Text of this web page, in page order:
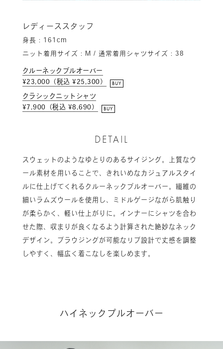
レディーススタッフ
身長：161cm
ニット着用サイズ：M / 通常着用シャツサイズ：38
クルーネックプルオーバー
¥23,000（税込 ¥25,300）
BUY
クラシックニットシャツ
¥7,900（税込 ¥8,690）
BUY
DETAIL
スウェットのようなゆとりのあるサイジング。上質なウ
ール素材を用いることで、きれいめなカジュアルスタイ
ルに仕上げてくれるクルーネックプルオーバー。繊維の
細いラムズウールを使用し、ミドルゲージながら肌触り
が柔らかく、軽い仕上がりに。インナーにシャツを合わ
せた際、収まりが良くなるよう計算された絶妙なネック
デザイン。ブラウジングが可能なリブ設計で丈感を調整
しやすく、幅広く着こなしを楽しめます。
ハイネックプルオーバー